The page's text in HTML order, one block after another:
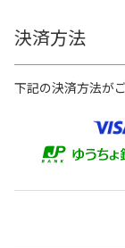
決済方法
下記の決済方法が